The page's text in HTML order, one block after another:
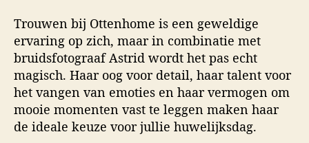
Trouwen bij Ottenhome is een geweldige
ervaring op zich, maar in combinatie met
bruidsfotograaf Astrid wordt het pas echt
magisch. Haar oog voor detail, haar talent voor
het vangen van emoties en haar vermogen om
mooie momenten vast te leggen maken haar
de ideale keuze voor jullie huwelijksdag.